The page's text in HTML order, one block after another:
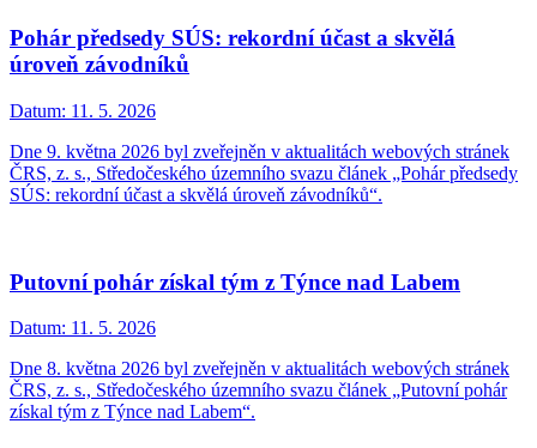
Pohár předsedy SÚS: rekordní účast a skvělá
úroveň závodníků
Datum: 11. 5. 2026
Dne 9. května 2026 byl zveřejněn v aktualitách webových stránek
ČRS, z. s., Středočeského územního svazu článek „Pohár předsedy
SÚS: rekordní účast a skvělá úroveň závodníků“.
Putovní pohár získal tým z Týnce nad Labem
Datum: 11. 5. 2026
Dne 8. května 2026 byl zveřejněn v aktualitách webových stránek
ČRS, z. s., Středočeského územního svazu článek „Putovní pohár
získal tým z Týnce nad Labem“.